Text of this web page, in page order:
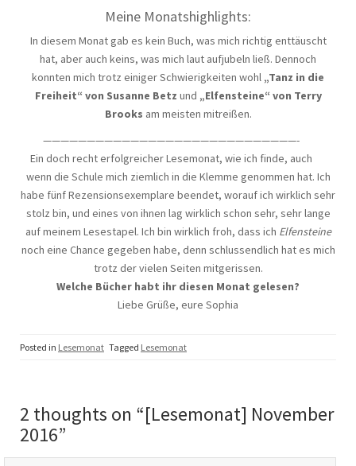
Meine Monatshighlights:
In diesem Monat gab es kein Buch, was mich richtig enttäuscht
hat, aber auch keins, was mich laut aufjubeln ließ. Dennoch
konnten mich trotz einiger Schwierigkeiten wohl „Tanz in die
Freiheit“ von Susanne Betz und „Elfensteine“ von Terry
Brooks am meisten mitreißen.
—————————————————————————————-
Ein doch recht erfolgreicher Lesemonat, wie ich finde, auch
wenn die Schule mich ziemlich in die Klemme genommen hat. Ich
habe fünf Rezensionsexemplare beendet, worauf ich wirklich sehr
stolz bin, und eines von ihnen lag wirklich schon sehr, sehr lange
auf meinem Lesestapel. Ich bin wirklich froh, dass ich Elfensteine
noch eine Chance gegeben habe, denn schlussendlich hat es mich
trotz der vielen Seiten mitgerissen.
Welche Bücher habt ihr diesen Monat gelesen?
Liebe Grüße, eure Sophia
Posted in Lesemonat Tagged Lesemonat
2 thoughts on “[Lesemonat] November
2016”